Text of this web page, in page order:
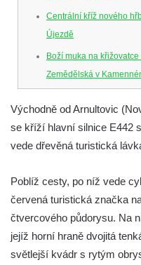
Centrální kříž nového
Újezdě
Boží muka na
Zemědělská v
v Kamenném Újezdě
Kříž v Dělnické ulici v
Boží muka na
Malší ve Velešíně
Centrální kříž hřbitova
Kříž u kostela svatého
Východně od Arnultovic
se kříží hlavní silnice E442
vede dřevěná turistická
Poblíž cesty, po níž vede
červená turistická značka
čtvercového půdorysu. Na
jejíž horní hraně dvojitá
světlejší kvádr s rytým